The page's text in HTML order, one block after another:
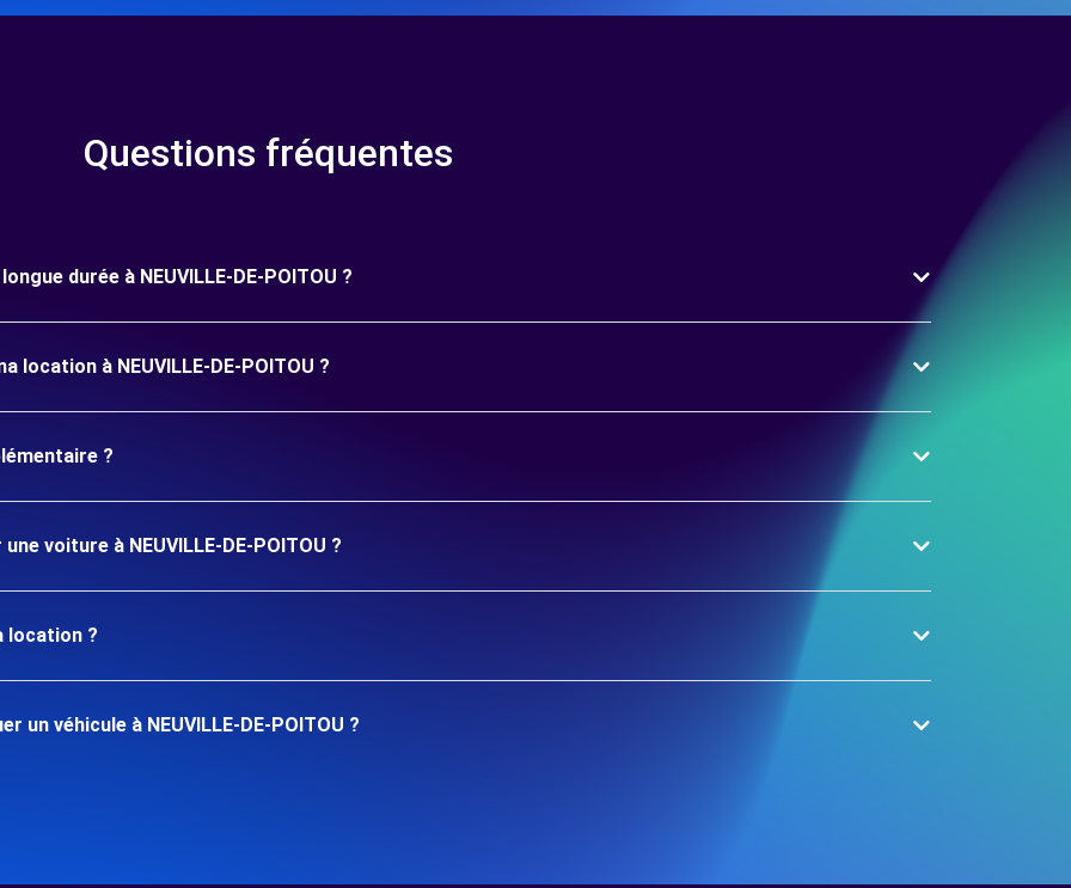
Questions fréquentes
durée à NEUVILLE-DE-POITOU ?
location à NEUVILLE-DE-POITOU ?
?
voiture à NEUVILLE-DE-POITOU ?
location ?
véhicule à NEUVILLE-DE-POITOU ?